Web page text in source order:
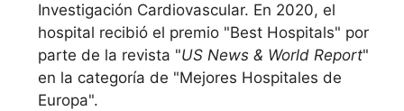
Investigación Cardiovascular. En 2020, el
hospital recibió el premio "Best Hospitals" por
parte de la revista "US News & World Report"
en la categoría de "Mejores Hospitales de
Europa".